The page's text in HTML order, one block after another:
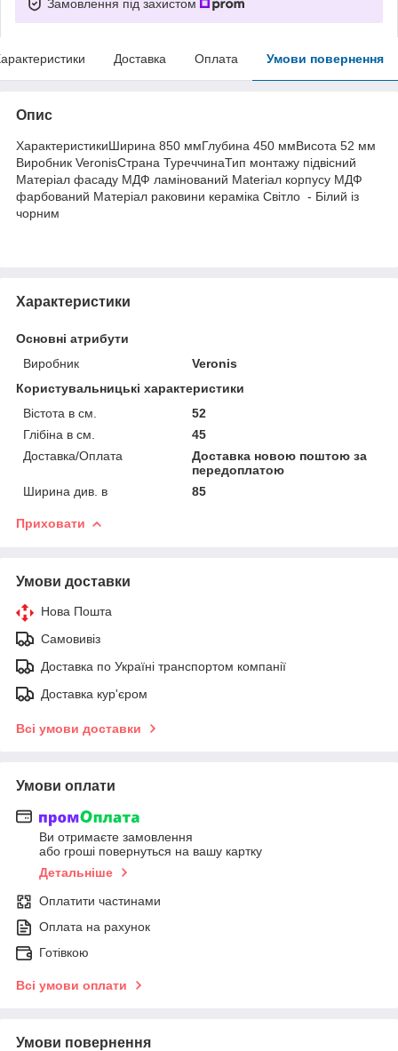
Замовлення під захистом
Доставка Оплата Умови повернення
Опис
ХарактеристикиШирина 850 ммГлубина 450 ммВисота 52 мм
Виробник VeronisСтрана ТуреччинаТип монтажу підвісний
Матеріал фасаду МДФ ламінований Materiал корпусу МДФ
фарбований Матеріал раковини кераміка Світло - Білий із
чорним
Характеристики
Основні атрибути
Виробник
Veronis
Користувальницькі характеристики
Вістота в см.
52
Глібіна в см.
45
Доставка/Оплата
Доставка новою поштою за
передоплатою
Ширина див. в
85
Приховати
Умови доставки
Нова Пошта
Самовивіз
Доставка по Україні транспортом компанії
Доставка кур'єром
Всі умови доставки
Умови оплати
Ви отримаєте замовлення
або гроші повернуться на вашу картку
Детальніше
Оплатити частинами
Оплата на рахунок
Готівкою
Всі умови оплати
Умови повернення